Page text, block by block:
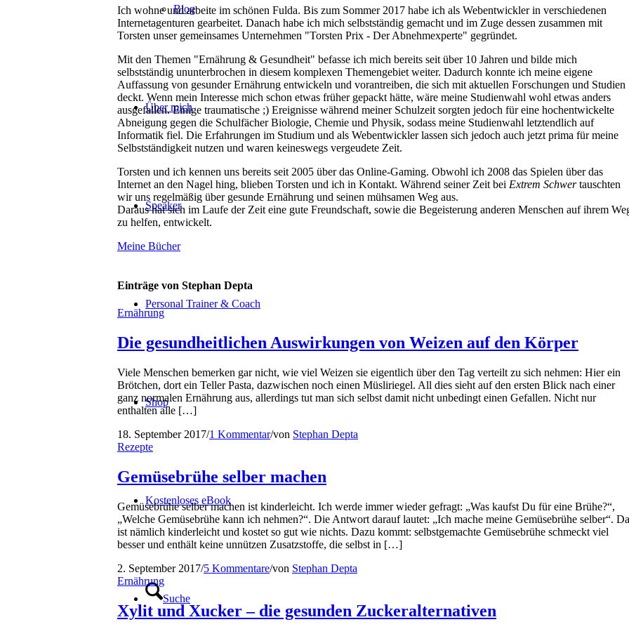
Blog
Über mich
Speaker
Personal Trainer & Coach
Shop
Kostenloses eBook
Suche
Ich wohne und arbeite im schönen Fulda. Bis zum Sommer 2017 habe ich als Webentwickler in verschiedenen
Internetagenturen gearbeitet. Danach habe ich mich selbstständig gemacht und im Zuge dessen zusammen mit
Torsten unser gemeinsames Unternehmen "Torsten Prix - Der Abnehmexperte" gegründet.
Mit den Themen "Ernährung & Gesundheit" befasse ich mich bereits seit über 10 Jahren und bilde mich
selbstständig ununterbrochen in diesem komplexen Themengebiet weiter. Dadurch konnte ich meine eigene
Auffassung von gesunder Ernährung entwickeln und vorantreiben, die sich mit aktuellen Forschungen und Studien
deckt. Wenn mein Interesse mich schon etwas früher gepackt hätte, wäre meine Studienwahl wohl etwas anders
ausgefallen. Einige traumatische ;) Ereignisse während meiner Schulzeit sorgten jedoch für eine hochentwickelte
Abneigung gegen die Schulfächer Biologie, Chemie und Physik, sodass meine Studienwahl letztendlich auf
Informatik fiel. Die Erfahrungen im Studium und als Webentwickler lassen sich jedoch auch jetzt prima für meine
Selbstständigkeit nutzen und waren keineswegs vergeudete Zeit.
Torsten und ich kennen uns bereits seit 2005 über das Online-Gaming. Obwohl ich 2008 das Spielen über das
Internet an den Nagel hing, blieben Torsten und ich in Kontakt. Während seiner Zeit bei Extrem Schwertauschten
wir uns regelmäßig über gesunde Ernährung und seinen mühsamen Weg aus.
Daraus hat sich im Laufe der Zeit eine gute Freundschaft, sowie die Begeisterung anderen Menschen auf ihrem
zu helfen, entwickelt.
Meine Bücher
Einträge von Stephan Depta
Ernährung
Die gesundheitlichen Auswirkungen von Weizen auf den Körper
Viele Menschen bemerken gar nicht, wie viel Weizen sie eigentlich über den Tag verteilt zu sich nehmen: Hier ein
Brötchen, dort ein Teller Pasta, dazwischen noch einen Müsliriegel. All dies sieht auf den ersten Blick nach einer
ganz normalen Ernährung aus, allerdings tut man sich selbst damit nicht unbedingt einen Gefallen. Nicht nur
enthalten alle […]
18. September 2017/1 Kommentar/von Stephan Depta
Rezepte
Gemüsebrühe selber machen
Gemüsebrühe selber machen ist kinderleicht. Ich werde immer wieder gefragt: „Was kaufst Du für eine Brühe?“,
„Welche Gemüsebrühe kann ich nehmen?“. Die Antwort darauf lautet: „Ich mache meine Gemüsebrühe selber“.
ist nämlich kinderleicht und kostet so gut wie nichts. Dazu kommt: selbstgemachte Gemüsebrühe schmeckt viel
besser und enthält keine unnützen Zusatzstoffe, die selbst in […]
2. September 2017/5 Kommentare/von Stephan Depta
Ernährung
Xylit und Xucker – die gesunden Zuckeralternativen